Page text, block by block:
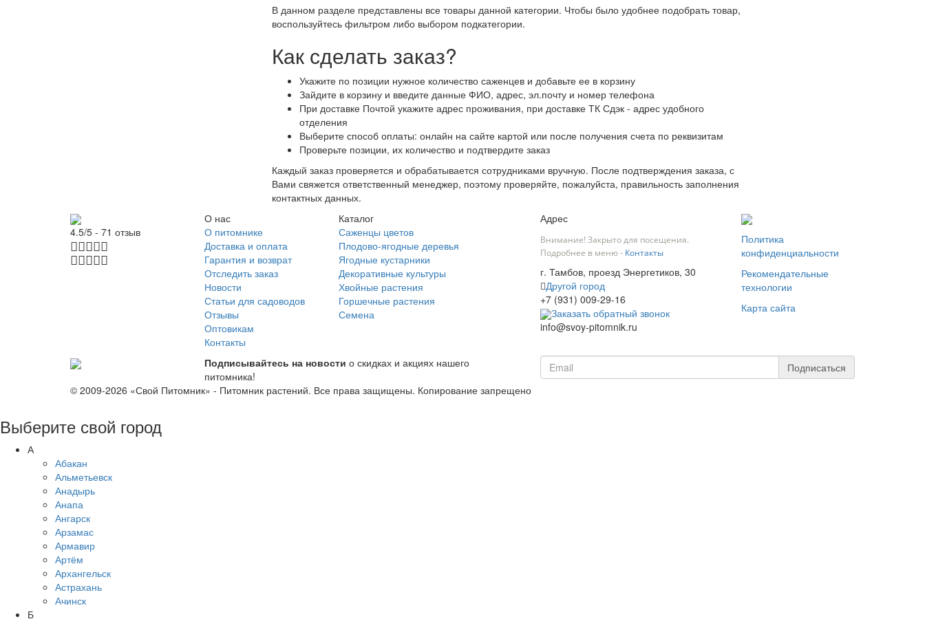
В данном разделе представлены все товары данной категории. Чтобы было удобнее подобрать товар,
воспользуйтесь фильтром либо выбором подкатегории.
Как сделать заказ?
Укажите по позиции нужное количество саженцев и добавьте ее в корзину
Зайдите в корзину и введите данные ФИО, адрес, эл.почту и номер телефона
При доставке Почтой укажите адрес проживания, при доставке ТК Сдэк - адрес удобного
отделения
Выберите способ оплаты: онлайн на сайте картой или после получения счета по реквизитам
Проверьте позиции, их количество и подтвердите заказ
Каждый заказ проверяется и обрабатывается сотрудниками вручную. После подтверждения заказа, с
Вами свяжется ответственный менеджер, поэтому проверяйте, пожалуйста, правильность заполнения
контактных данных.
4.5/5 - 71 отзыв
О нас
О питомнике
Доставка и оплата
Гарантия и возврат
Отследить заказ
Новости
Статьи для садоводов
Отзывы
Оптовикам
Контакты
Каталог
Саженцы цветов
Плодово-ягодные деревья
Ягодные кустарники
Декоративные культуры
Хвойные растения
Горшечные растения
Семена
Адрес
Внимание! Закрыто для посещения.
Подробнее в меню - Контакты
г. Тамбов, проезд Энергетиков, 30
Другой город
+7 (931) 009-29-16
Заказать обратный звонок
info@svoy-pitomnik.ru
Политика
конфиденциальности
Рекомендательные
технологии
Карта сайта
Подписывайтесь на новости о скидках и акциях нашего
питомника!
Подписаться
© 2009-2026 «Свой Питомник» - Питомник растений. Все права защищены. Копирование запрещено
Выберите свой город
А
Абакан
Альметьевск
Анадырь
Анапа
Ангарск
Арзамас
Армавир
Артём
Архангельск
Астрахань
Ачинск
Б